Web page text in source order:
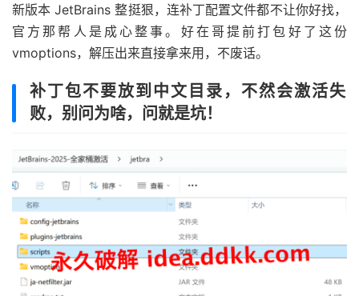
新版本 JetBrains 整挺狠，连补丁配置文件都不让你好找，
官方那帮人是成心整事。好在哥提前打包好了这份
vmoptions，解压出来直接拿来用，不废话。
补丁包不要放到中文目录，不然会激活失
败，别问为啥，问就是坑！